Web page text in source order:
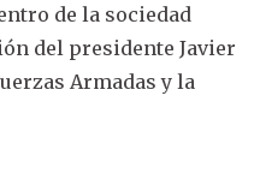
de la sociedad
del presidente Javier
Armadas y la